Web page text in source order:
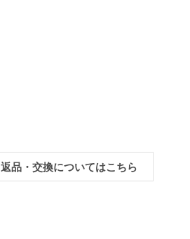
返品・交換についてはこちら